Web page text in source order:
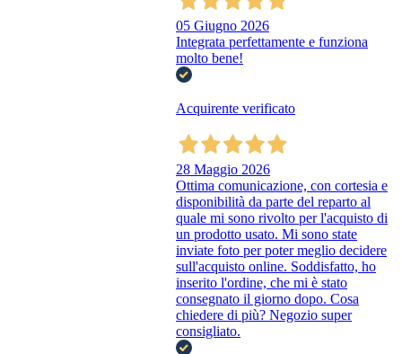
05 Giugno 2026
Integrata perfettamente e funziona
molto bene!
Acquirente verificato
28 Maggio 2026
Ottima comunicazione, con cortesia e
disponibilità da parte del reparto al
quale mi sono rivolto per l'acquisto di
un prodotto usato. Mi sono state
inviate foto per poter meglio decidere
sull'acquisto online. Soddisfatto, ho
inserito l'ordine, che mi è stato
consegnato il giorno dopo. Cosa
chiedere di più? Negozio super
consigliato.